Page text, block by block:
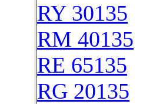
RY 30135
RM 40135
RE 65135
RG 20135